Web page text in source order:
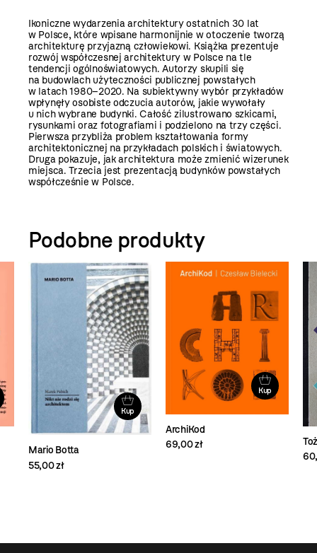
Ikoniczne wydarzenia architektury ostatnich 30 lat
w Polsce, które wpisane harmonijnie w otoczenie tworzą
architekturę przyjazną człowiekowi. Książka prezentuje
rozwój współczesnej architektury w Polsce na tle
tendencji ogólnoświatowych. Autorzy skupili się
na budowlach użyteczności publicznej powstałych
w latach 1980–2020. Na subiektywny wybór przykładów
wpłynęły osobiste odczucia autorów, jakie wywołały
u nich wybrane budynki. Całość zilustrowano szkicami,
rysunkami oraz fotografiami i podzielono na trzy części.
Pierwsza przybliża problem kształtowania formy
architektonicznej na przykładach polskich i światowych.
Druga pokazuje, jak architektura może zmienić wizerunek
miejsca. Trzecia jest prezentacją budynków powstałych
współcześnie w Polsce.
Podobne produkty
Kup
Mario Botta
55,00 zł
Kup
ArchiKod
69,00 zł